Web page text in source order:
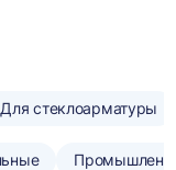
Для стеклоарматуры